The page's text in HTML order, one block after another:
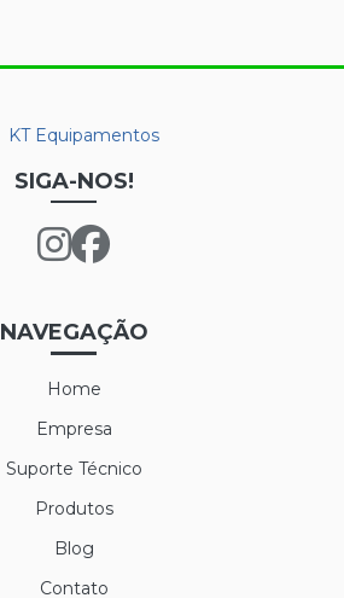
SIGA-NOS!
NAVEGAÇÃO
Home
Empresa
Suporte Técnico
Produtos
Blog
Contato